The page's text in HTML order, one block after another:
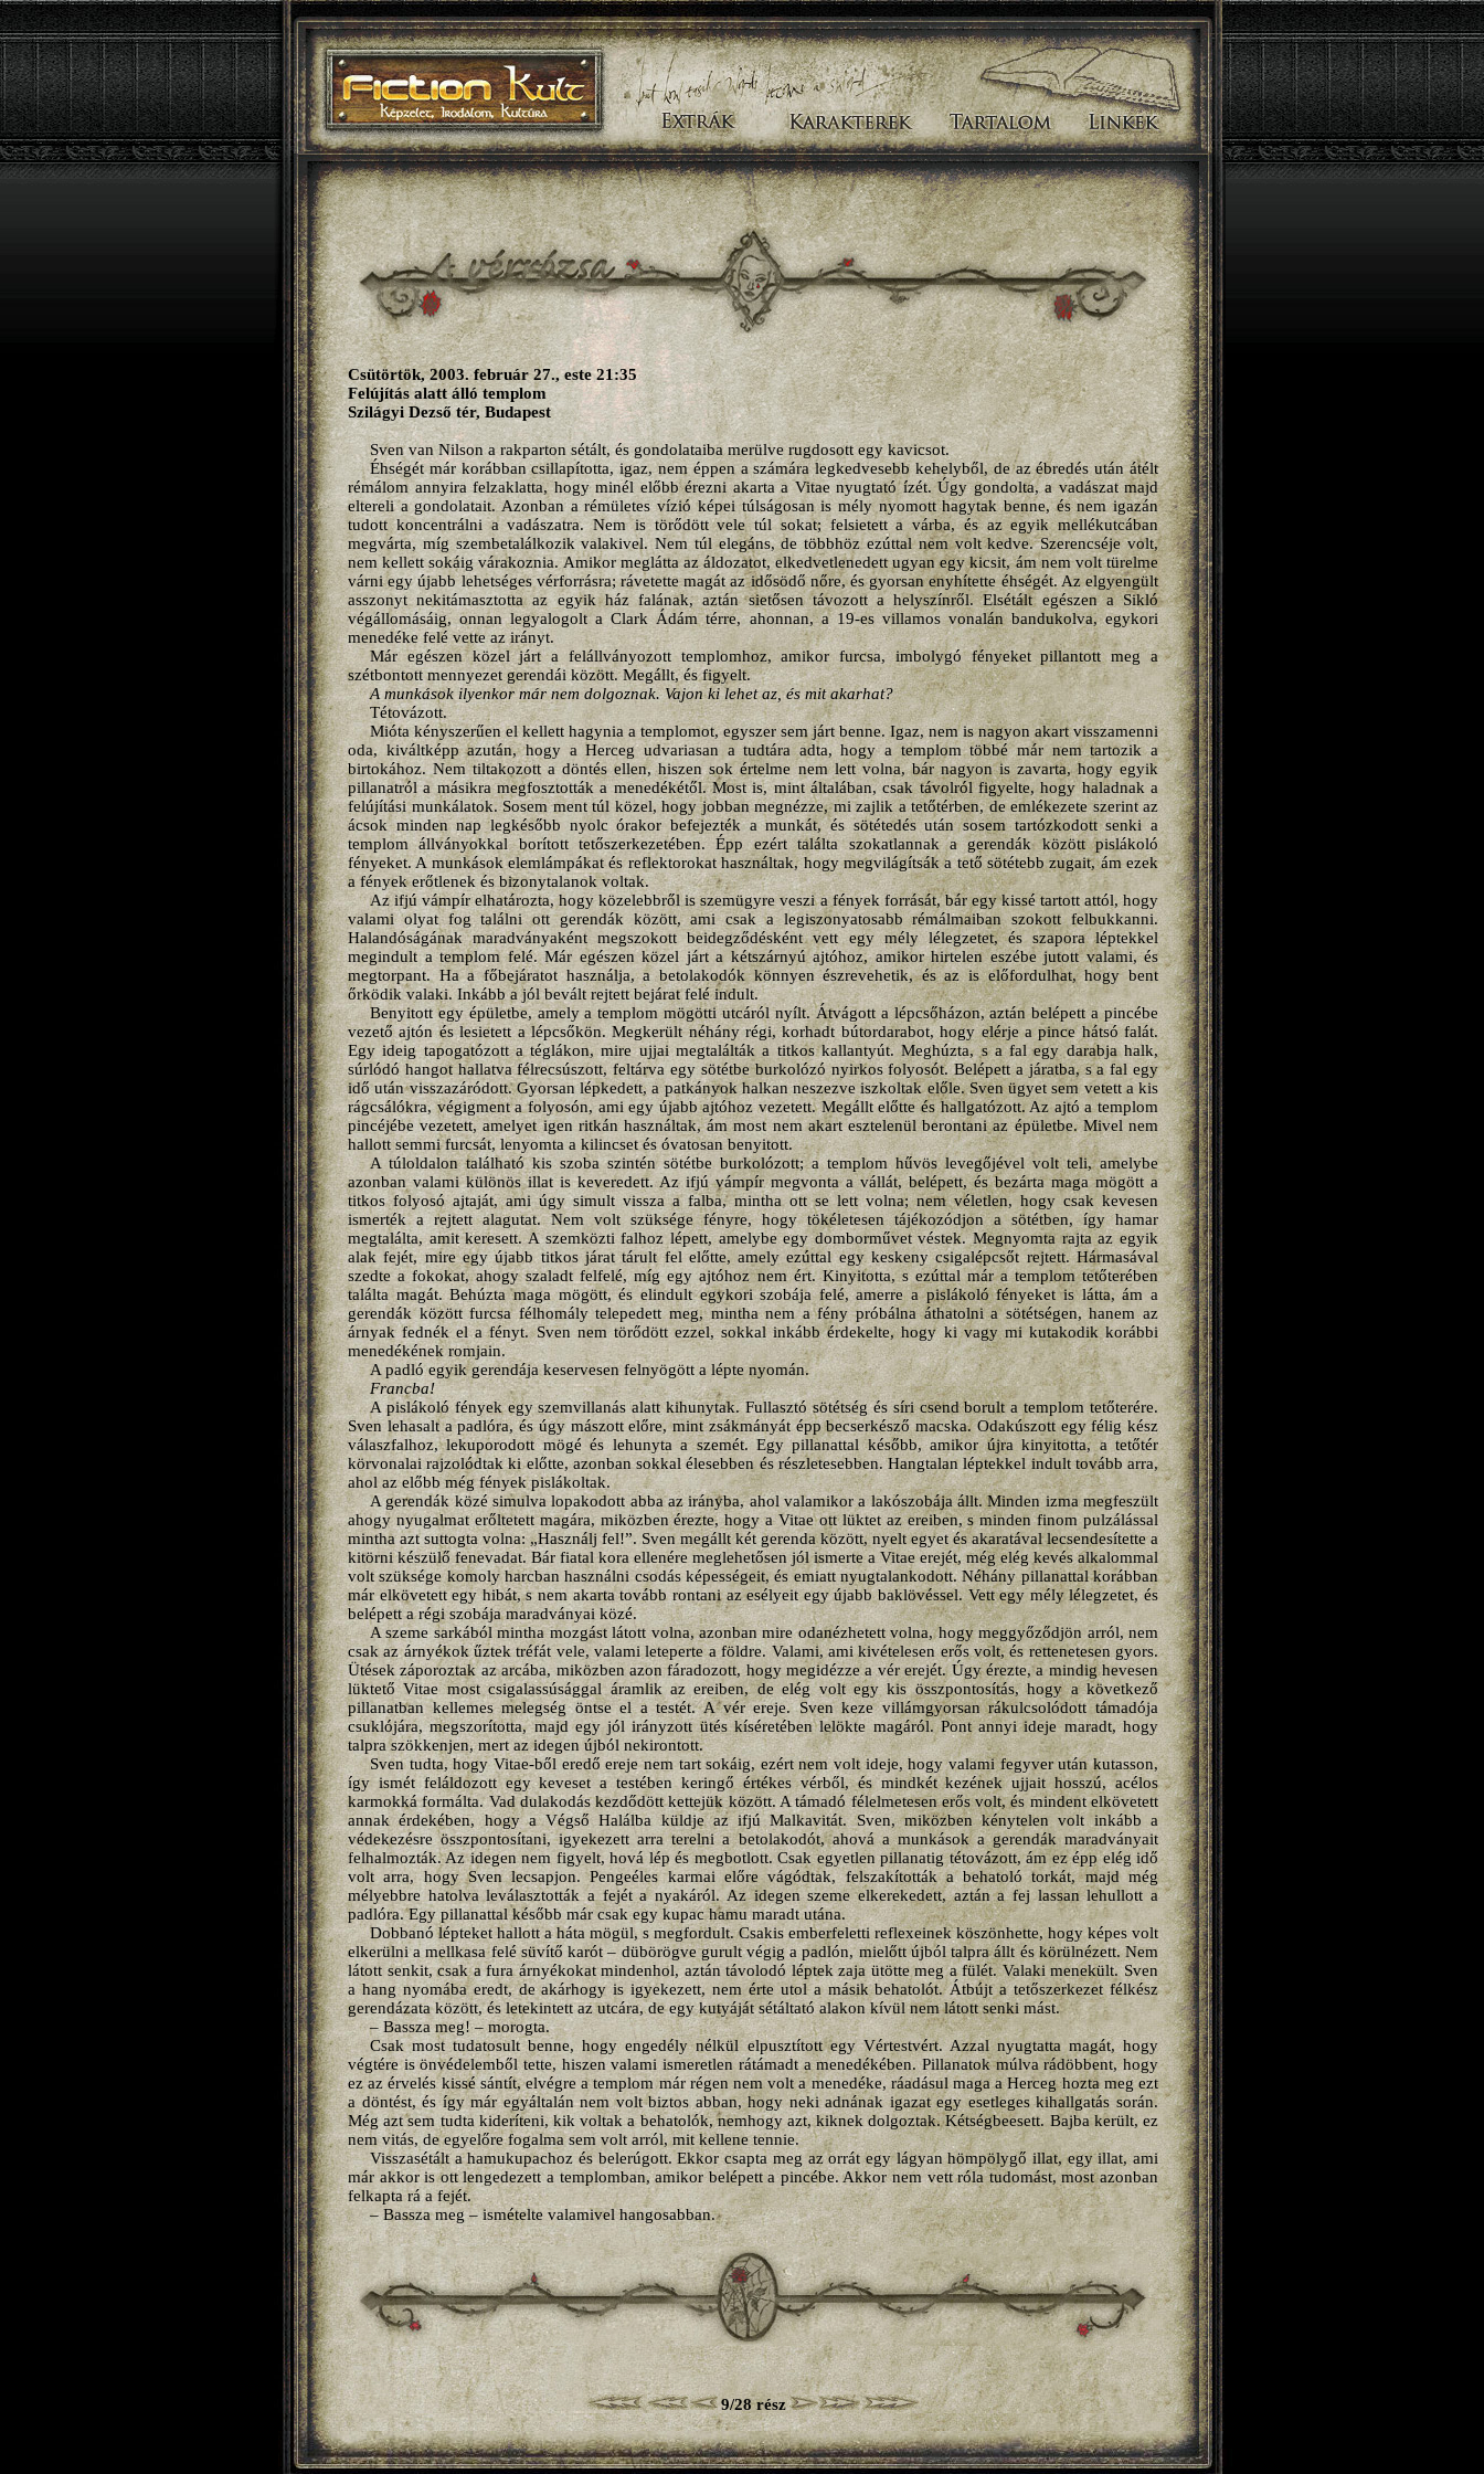
Csütörtök, 2003. február 27., este 21:35
Felújítás alatt álló templom
Szilágyi Dezső tér, Budapest
Sven van Nilson a rakparton sétált, és gondolataiba merülve rugdosott egy kavicsot.
Éhségét már korábban csillapította, igaz, nem éppen a számára legkedvesebb kehelyből, de az ébredés után átélt
rémálom annyira felzaklatta, hogy minél előbb érezni akarta a Vitae nyugtató ízét. Úgy gondolta, a vadászat majd
eltereli a gondolatait. Azonban a rémületes vízió képei túlságosan is mély nyomott hagytak benne, és nem igazán
tudott koncentrálni a vadászatra. Nem is törődött vele túl sokat; felsietett a várba, és az egyik mellékutcában
megvárta, míg szembetalálkozik valakivel. Nem túl elegáns, de többhöz ezúttal nem volt kedve. Szerencséje volt,
nem kellett sokáig várakoznia. Amikor meglátta az áldozatot, elkedvetlenedett ugyan egy kicsit, ám nem volt türelme
várni egy újabb lehetséges vérforrásra; rávetette magát az idősödő nőre, és gyorsan enyhítette éhségét. Az elgyengült
asszonyt nekitámasztotta az egyik ház falának, aztán sietősen távozott a helyszínről. Elsétált egészen a Sikló
végállomásáig, onnan legyalogolt a Clark Ádám térre, ahonnan, a 19-es villamos vonalán bandukolva, egykori
menedéke felé vette az irányt.
Már egészen közel járt a felállványozott templomhoz, amikor furcsa, imbolygó fényeket pillantott meg a
szétbontott mennyezet gerendái között. Megállt, és figyelt.
A munkások ilyenkor már nem dolgoznak. Vajon ki lehet az, és mit akarhat?
Tétovázott.
Mióta kényszerűen el kellett hagynia a templomot, egyszer sem járt benne. Igaz, nem is nagyon akart visszamenni
oda, kiváltképp azután, hogy a Herceg udvariasan a tudtára adta, hogy a templom többé már nem tartozik a
birtokához. Nem tiltakozott a döntés ellen, hiszen sok értelme nem lett volna, bár nagyon is zavarta, hogy egyik
pillanatról a másikra megfosztották a menedékétől. Most is, mint általában, csak távolról figyelte, hogy haladnak a
felújítási munkálatok. Sosem ment túl közel, hogy jobban megnézze, mi zajlik a tetőtérben, de emlékezete szerint az
ácsok minden nap legkésőbb nyolc órakor befejezték a munkát, és sötétedés után sosem tartózkodott senki a
templom állványokkal borított tetőszerkezetében. Épp ezért találta szokatlannak a gerendák között pislákoló
fényeket. A munkások elemlámpákat és reflektorokat használtak, hogy megvilágítsák a tető sötétebb zugait, ám ezek
a fények erőtlenek és bizonytalanok voltak.
Az ifjú vámpír elhatározta, hogy közelebbről is szemügyre veszi a fények forrását, bár egy kissé tartott attól, hogy
valami olyat fog találni ott gerendák között, ami csak a legiszonyatosabb rémálmaiban szokott felbukkanni.
Halandóságának maradványaként megszokott beidegződésként vett egy mély lélegzetet, és szapora léptekkel
megindult a templom felé. Már egészen közel járt a kétszárnyú ajtóhoz, amikor hirtelen eszébe jutott valami, és
megtorpant. Ha a főbejáratot használja, a betolakodók könnyen észrevehetik, és az is előfordulhat, hogy bent
őrködik valaki. Inkább a jól bevált rejtett bejárat felé indult.
Benyitott egy épületbe, amely a templom mögötti utcáról nyílt. Átvágott a lépcsőházon, aztán belépett a pincébe
vezető ajtón és lesietett a lépcsőkön. Megkerült néhány régi, korhadt bútordarabot, hogy elérje a pince hátsó falát.
Egy ideig tapogatózott a téglákon, mire ujjai megtalálták a titkos kallantyút. Meghúzta, s a fal egy darabja halk,
súrlódó hangot hallatva félrecsúszott, feltárva egy sötétbe burkolózó nyirkos folyosót. Belépett a járatba, s a fal egy
idő után visszazáródott. Gyorsan lépkedett, a patkányok halkan neszezve iszkoltak előle. Sven ügyet sem vetett a kis
rágcsálókra, végigment a folyosón, ami egy újabb ajtóhoz vezetett. Megállt előtte és hallgatózott. Az ajtó a templom
pincéjébe vezetett, amelyet igen ritkán használtak, ám most nem akart esztelenül berontani az épületbe. Mivel nem
hallott semmi furcsát, lenyomta a kilincset és óvatosan benyitott.
A túloldalon található kis szoba szintén sötétbe burkolózott; a templom hűvös levegőjével volt teli, amelybe
azonban valami különös illat is keveredett. Az ifjú vámpír megvonta a vállát, belépett, és bezárta maga mögött a
titkos folyosó ajtaját, ami úgy simult vissza a falba, mintha ott se lett volna; nem véletlen, hogy csak kevesen
ismerték a rejtett alagutat. Nem volt szüksége fényre, hogy tökéletesen tájékozódjon a sötétben, így hamar
megtalálta, amit keresett. A szemközti falhoz lépett, amelybe egy domborművet véstek. Megnyomta rajta az egyik
alak fejét, mire egy újabb titkos járat tárult fel előtte, amely ezúttal egy keskeny csigalépcsőt rejtett. Hármasával
szedte a fokokat, ahogy szaladt felfelé, míg egy ajtóhoz nem ért. Kinyitotta, s ezúttal már a templom tetőterében
találta magát. Behúzta maga mögött, és elindult egykori szobája felé, amerre a pislákoló fényeket is látta, ám a
gerendák között furcsa félhomály telepedett meg, mintha nem a fény próbálna áthatolni a sötétségen, hanem az
árnyak fednék el a fényt. Sven nem törődött ezzel, sokkal inkább érdekelte, hogy ki vagy mi kutakodik korábbi
menedékének romjain.
A padló egyik gerendája keservesen felnyögött a lépte nyomán.
Francba!
A pislákoló fények egy szemvillanás alatt kihunytak. Fullasztó sötétség és síri csend borult a templom tetőterére.
Sven lehasalt a padlóra, és úgy mászott előre, mint zsákmányát épp becserkésző macska. Odakúszott egy félig kész
válaszfalhoz, lekuporodott mögé és lehunyta a szemét. Egy pillanattal később, amikor újra kinyitotta, a tetőtér
körvonalai rajzolódtak ki előtte, azonban sokkal élesebben és részletesebben. Hangtalan léptekkel indult tovább arra,
ahol az előbb még fények pislákoltak.
A gerendák közé simulva lopakodott abba az irányba, ahol valamikor a lakószobája állt. Minden izma megfeszült
ahogy nyugalmat erőltetett magára, miközben érezte, hogy a Vitae ott lüktet az ereiben, s minden finom pulzálással
mintha azt suttogta volna: „Használj fel!”. Sven megállt két gerenda között, nyelt egyet és akaratával lecsendesítette a
kitörni készülő fenevadat. Bár fiatal kora ellenére meglehetősen jól ismerte a Vitae erejét, még elég kevés alkalommal
volt szüksége komoly harcban használni csodás képességeit, és emiatt nyugtalankodott. Néhány pillanattal korábban
már elkövetett egy hibát, s nem akarta tovább rontani az esélyeit egy újabb baklövéssel. Vett egy mély lélegzetet, és
belépett a régi szobája maradványai közé.
A szeme sarkából mintha mozgást látott volna, azonban mire odanézhetett volna, hogy meggyőződjön arról, nem
csak az árnyékok űztek tréfát vele, valami leteperte a földre. Valami, ami kivételesen erős volt, és rettenetesen gyors.
Ütések záporoztak az arcába, miközben azon fáradozott, hogy megidézze a vér erejét. Úgy érezte, a mindig hevesen
lüktető Vitae most csigalassúsággal áramlik az ereiben, de elég volt egy kis összpontosítás, hogy a következő
pillanatban kellemes melegség öntse el a testét. A vér ereje. Sven keze villámgyorsan rákulcsolódott támadója
csuklójára, megszorította, majd egy jól irányzott ütés kíséretében lelökte magáról. Pont annyi ideje maradt, hogy
talpra szökkenjen, mert az idegen újból nekirontott.
Sven tudta, hogy Vitae-ből eredő ereje nem tart sokáig, ezért nem volt ideje, hogy valami fegyver után kutasson,
így ismét feláldozott egy keveset a testében keringő értékes vérből, és mindkét kezének ujjait hosszú, acélos
karmokká formálta. Vad dulakodás kezdődött kettejük között. A támadó félelmetesen erős volt, és mindent elkövetett
annak érdekében, hogy a Végső Halálba küldje az ifjú Malkavitát. Sven, miközben kénytelen volt inkább a
védekezésre összpontosítani, igyekezett arra terelni a betolakodót, ahová a munkások a gerendák maradványait
felhalmozták. Az idegen nem figyelt, hová lép és megbotlott. Csak egyetlen pillanatig tétovázott, ám ez épp elég idő
volt arra, hogy Sven lecsapjon. Pengeéles karmai előre vágódtak, felszakították a behatoló torkát, majd még
mélyebbre hatolva leválasztották a fejét a nyakáról. Az idegen szeme elkerekedett, aztán a fej lassan lehullott a
padlóra. Egy pillanattal később már csak egy kupac hamu maradt utána.
Dobbanó lépteket hallott a háta mögül, s megfordult. Csakis emberfeletti reflexeinek köszönhette, hogy képes volt
elkerülni a mellkasa felé süvítő karót – dübörögve gurult végig a padlón, mielőtt újból talpra állt és körülnézett. Nem
látott senkit, csak a fura árnyékokat mindenhol, aztán távolodó léptek zaja ütötte meg a fülét. Valaki menekült. Sven
a hang nyomába eredt, de akárhogy is igyekezett, nem érte utol a másik behatolót. Átbújt a tetőszerkezet félkész
gerendázata között, és letekintett az utcára, de egy kutyáját sétáltató alakon kívül nem látott senki mást.
– Bassza meg! – morogta.
Csak most tudatosult benne, hogy engedély nélkül elpusztított egy Vértestvért. Azzal nyugtatta magát, hogy
végtére is önvédelemből tette, hiszen valami ismeretlen rátámadt a menedékében. Pillanatok múlva rádöbbent, hogy
ez az érvelés kissé sántít, elvégre a templom már régen nem volt a menedéke, ráadásul maga a Herceg hozta meg ezt
a döntést, és így már egyáltalán nem volt biztos abban, hogy neki adnának igazat egy esetleges kihallgatás során.
Még azt sem tudta kideríteni, kik voltak a behatolók, nemhogy azt, kiknek dolgoztak. Kétségbeesett. Bajba került, ez
nem vitás, de egyelőre fogalma sem volt arról, mit kellene tennie.
Visszasétált a hamukupachoz és belerúgott. Ekkor csapta meg az orrát egy lágyan hömpölygő illat, egy illat, ami
már akkor is ott lengedezett a templomban, amikor belépett a pincébe. Akkor nem vett róla tudomást, most azonban
felkapta rá a fejét.
– Bassza meg – ismételte valamivel hangosabban.
9/28 rész